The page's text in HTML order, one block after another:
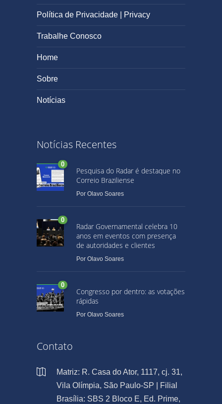
Política de Privacidade | Privacy
Trabalhe Conosco
Home
Sobre
Notícias
Notícias Recentes
0
Pesquisa do Radar é destaque no
Correio Braziliense
Por Olavo Soares
0
Radar Governamental celebra 10
anos em eventos com presença
de autoridades e clientes
Por Olavo Soares
0
Congresso por dentro: as votações
rápidas
Por Olavo Soares
Contato
Matriz: R. Casa do Ator, 1117, cj. 31,
Vila Olímpia, São Paulo-SP | Filial
Brasília: SBS 2 Bloco E, Ed. Prime,